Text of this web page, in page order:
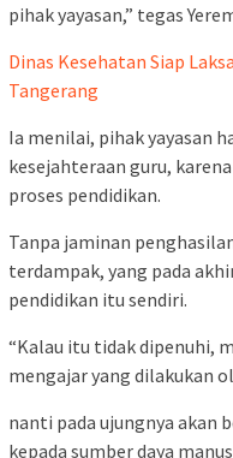
pihak yayasan,” tegas
Dinas Kesehatan Siap
Tangerang
Ia menilai, pihak yayasan
kesejahteraan guru,
proses pendidikan.
Tanpa jaminan
terdampak, yang pada
pendidikan itu sendiri.
“Kalau itu tidak dipenuhi,
mengajar yang dilakukan
nanti pada ujungnya akan
kepada sumber daya